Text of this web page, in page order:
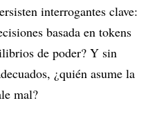
interrogantes clave:
basada en tokens
de poder? Y sin
¿quién asume la
mal?